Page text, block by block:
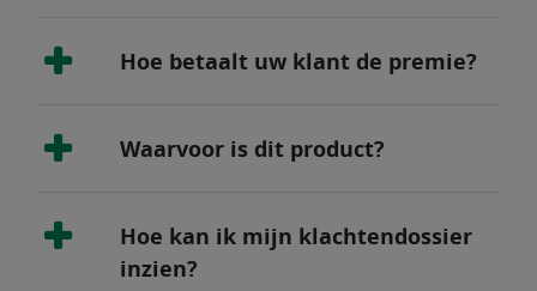
Hoe betaalt uw klant de premie?
Waarvoor is dit product?
Hoe kan ik mijn klachtendossier
inzien?